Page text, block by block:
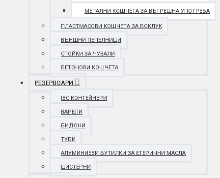
МЕТАЛНИ КОШЧЕТА ЗА ВЪТРЕШНА УПОТРЕБА
ПЛАСТМАСОВИ КОШЧЕТА ЗА БОКЛУК
ВЪНШНИ ПЕПЕЛНИЦИ
СТОЙКИ ЗА ЧУВАЛИ
БЕТОНОВИ КОШЧЕТА
РЕЗЕРВОАРИ
IBC КОНТЕЙНЕРИ
ВАРЕЛИ
БИДОНИ
ТУБИ
АЛУМИНИЕВИ БУТИЛКИ ЗА ЕТЕРИЧНИ МАСЛА
ЦИСТЕРНИ